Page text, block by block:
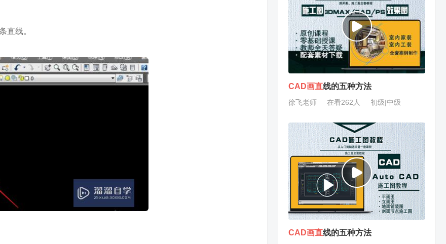
直线。
CAD画直线的五种方法
徐飞老师 在看262人 初级|中级
CAD画直线的五种方法